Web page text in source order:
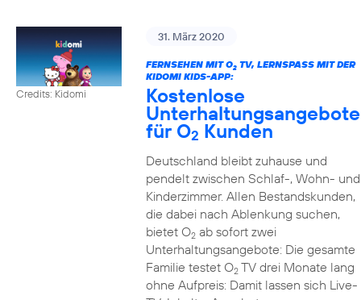
Credits: Kidomi
31. März 2020
FERNSEHEN MIT O2TV, LERNSPASS MIT DER K
IDOMI KIDS-APP:
Kostenlose
Unterhaltungsangebote
für O2 Kunden
Deutschland bleibt zuhause und
pendelt zwischen Schlaf-, Wohn- und
Kinderzimmer. Allen Bestandskunden,
die dabei nach Ablenkung suchen,
bietet O2ab sofort zwei
Unterhaltungsangebote: Die gesamte
Familie testet O2TV drei Monate lang
ohne Aufpreis: Damit lassen sich Live-